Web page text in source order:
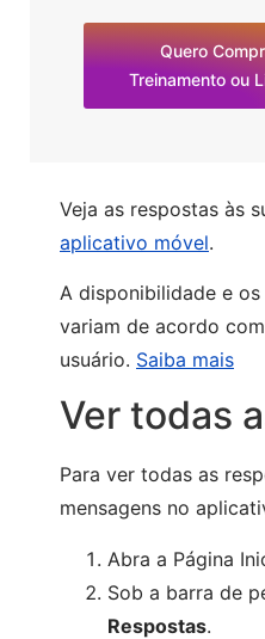
Quero
Treinamento ou
Veja as respostas às
aplicativo móvel.
A disponibilidade e
variam de acordo
usuário. Saiba mais
Ver todas
Para ver todas as
mensagens no
Abra a Página
Sob a barra de
Respostas.